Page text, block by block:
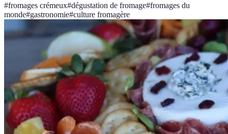
#fromages crémeux#dégustation de fromage#fromages du
monde#gastronomie#culture fromagère